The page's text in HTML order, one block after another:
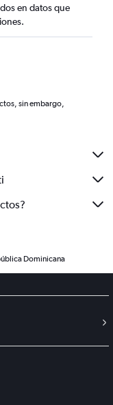
en datos que
sin embargo,
Dominicana